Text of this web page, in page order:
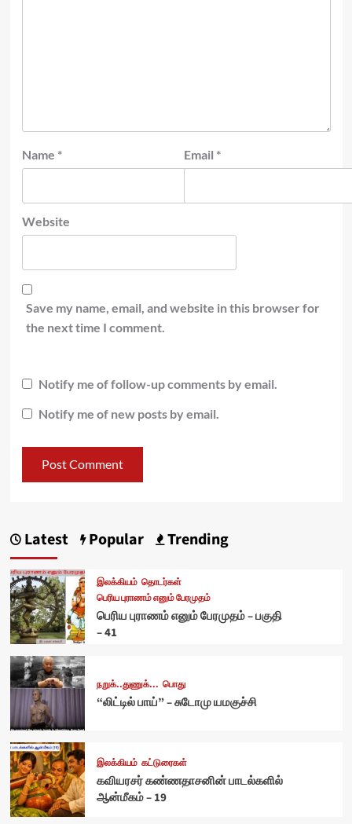
Name * Email *
Website
Save my name, email, and website in this browser for
the next time I comment.
Notify me of follow-up comments by email.
Notify me of new posts by email.
Latest Popular Trending
இலக்கியம் தொடர்கள்
பெரிய புராணம் எனும் பேரமுதம்
பெரிய புராணம் எனும் பேரமுதம் – பகுதி
– 41
நறுக்..துணுக்... பொது
“லிட்டில் பாய்” – சுடோமு யமகுச்சி
இலக்கியம் கட்டுரைகள்
கவியரசர் கண்ணதாசனின் பாடல்களில்
ஆன்மீகம் – 19